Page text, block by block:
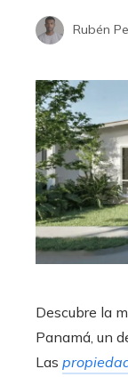
Rubén
Descubre la
Panamá, un
Las